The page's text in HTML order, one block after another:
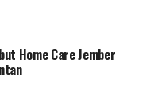
Home Care Jember